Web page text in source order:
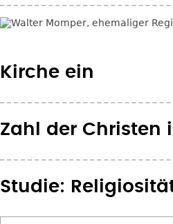
Kirche ein
Zahl der Christen
Studie: